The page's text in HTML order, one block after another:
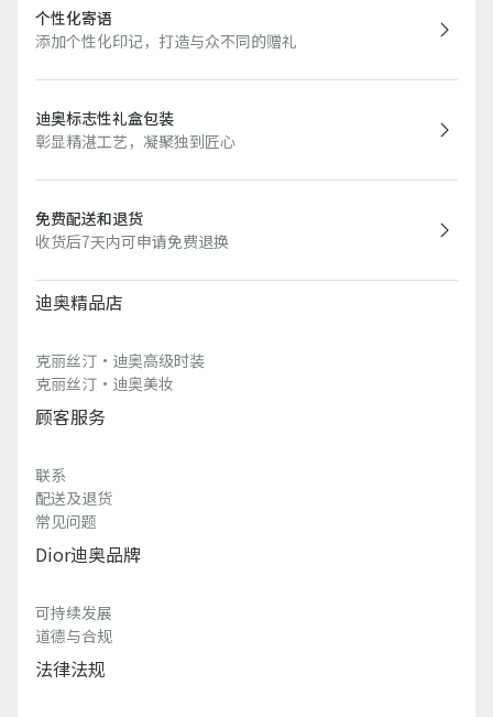
个性化寄语
添加个性化印记，打造与众不同的赠礼
迪奥标志性礼盒包装
彰显精湛工艺，凝聚独到匠心
免费配送和退货
收货后7天内可申请免费退换
迪奥精品店
克丽丝汀·迪奥高级时装
克丽丝汀·迪奥美妆
顾客服务
联系
配送及退货
常见问题
Dior迪奥品牌
可持续发展
道德与合规
法律法规